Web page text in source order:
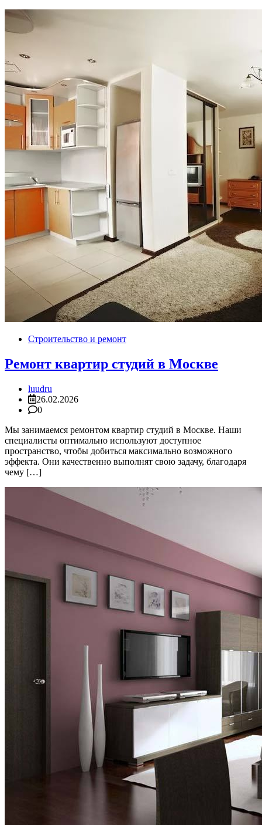
Строительство и ремонт
Ремонт квартир студий в Москве
luudru
26.02.2026
0
Мы занимаемся ремонтом квартир студий в Москве. Наши
специалисты оптимально используют доступное
пространство, чтобы добиться максимально возможного
эффекта. Они качественно выполнят свою задачу, благодаря
чему […]